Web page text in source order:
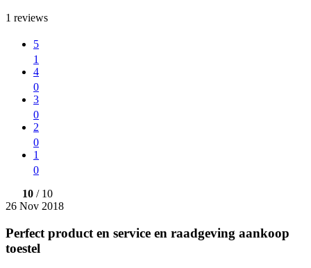
1 reviews
5
1
4
0
3
0
2
0
1
0
10 / 10
26 Nov 2018
Perfect product en service en raadgeving aankoop
toestel